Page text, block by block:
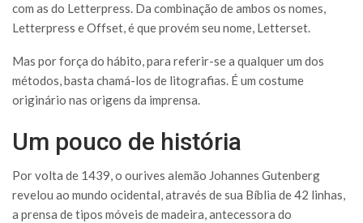
com as do Letterpress. Da combinação de ambos os nomes,
Letterpress e Offset, é que provém seu nome, Letterset.
Mas por força do hábito, para referir-se a qualquer um dos
métodos, basta chamá-los de litografias. É um costume
originário nas origens da imprensa.
Um pouco de história
Por volta de 1439, o ourives alemão Johannes Gutenberg
revelou ao mundo ocidental, através de sua Bíblia de 42 linhas,
a prensa de tipos móveis de madeira, antecessora do